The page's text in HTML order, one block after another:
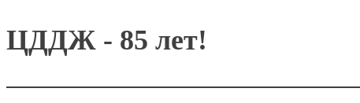
ЦДДЖ - 85 лет!